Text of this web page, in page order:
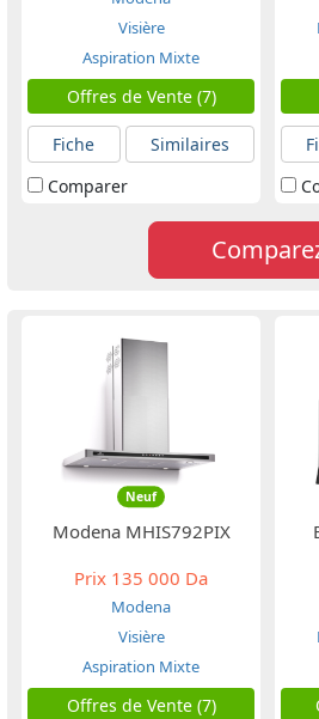
Visière
Aspiration Mixte
Offres de Vente (7)
Fiche
Similaires
Comparer
Neuf
Modena MHIS792PIX
Prix 135 000 Da
Modena
Visière
Aspiration Mixte
Offres de Vente (7)